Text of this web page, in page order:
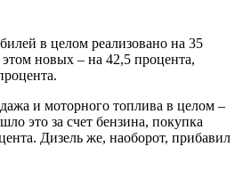
в целом реализовано на 35
новых – на 42,5 процента,
и моторного топлива в целом –
это за счет бензина, покупка
Дизель же, наоборот, прибавил